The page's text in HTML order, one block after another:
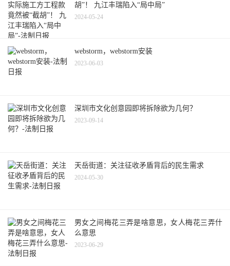
胡”！ 九江丰瑞陷入“局中局”
2024-05-24
webstorm，webstorm安装
2023-06-03
深圳市文化创意园即将拆除欲为几何？
2023-09-14
天岳街道：关注征收矛盾背后的民生需求
2024-05-30
男女之间梅花三弄是啥意思，女人梅花三弄什
么意思
2023-06-29